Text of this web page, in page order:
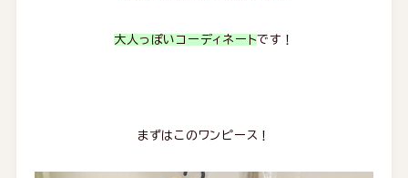
大人っぽいコーディネートです！
まずはこのワンピース！